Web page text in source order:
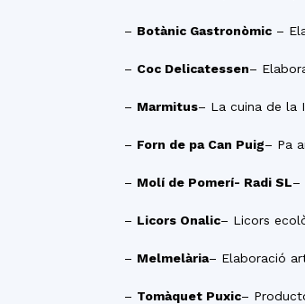
– Botànic Gastronòmic –
– Coc Delicatessen–
– Marmitus– La cuina de la
– Forn de pa Can Puig– Pa
– Molí de Pomerí- Radi SL–
– Licors Onalic– Licors
– Melmelària– Elaboració
– Tomàquet Puxic–